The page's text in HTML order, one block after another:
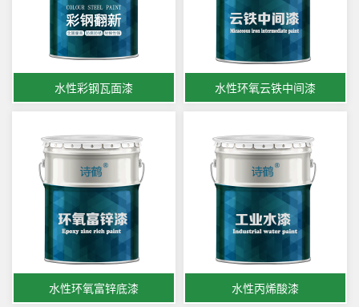
水性彩钢瓦面漆 水性环氧云铁中间漆
水性环氧富锌底漆 水性丙烯酸漆